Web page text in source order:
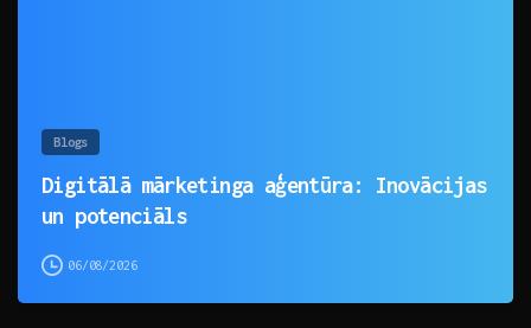
Blogs
Digitālā mārketinga aģentūra: Inovācijas
un potenciāls
06/08/2026